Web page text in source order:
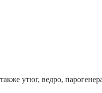
утюг, ведро,